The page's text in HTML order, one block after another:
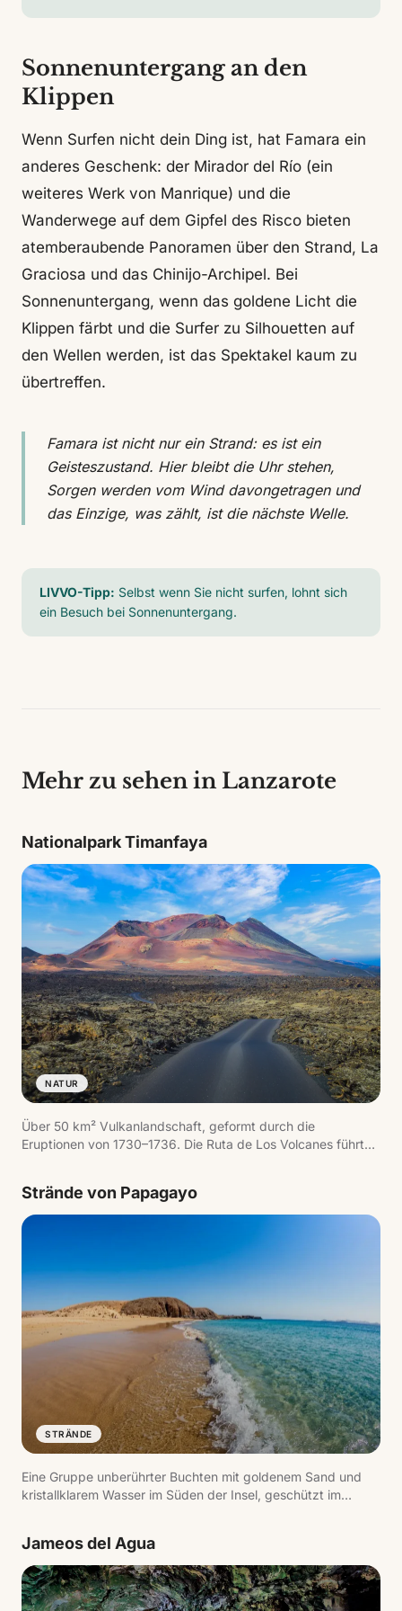
Sonnenuntergang an den
Klippen
Wenn Surfen nicht dein Ding ist, hat Famara ein
anderes Geschenk: der Mirador del Río (ein
weiteres Werk von Manrique) und die
Wanderwege auf dem Gipfel des Risco bieten
atemberaubende Panoramen über den Strand, La
Graciosa und das Chinijo-Archipel. Bei
Sonnenuntergang, wenn das goldene Licht die
Klippen färbt und die Surfer zu Silhouetten auf
den Wellen werden, ist das Spektakel kaum zu
übertreffen.
Famara ist nicht nur ein Strand: es ist ein
Geisteszustand. Hier bleibt die Uhr stehen,
Sorgen werden vom Wind davongetragen und
das Einzige, was zählt, ist die nächste Welle.
LIVVO-Tipp: Selbst wenn Sie nicht surfen, lohnt sich
ein Besuch bei Sonnenuntergang.
Mehr zu sehen in Lanzarote
Nationalpark Timanfaya
NATUR
Über 50 km² Vulkanlandschaft, geformt durch die
Eruptionen von 1730–1736. Die Ruta de Los Volcanes führt
geothermischen Demonstrationen am Islote de Hilario sind
ein Muss.
Strände von Papagayo
STRÄNDE
Eine Gruppe unberührter Buchten mit goldenem Sand und
kristallklarem Wasser im Süden der Insel, geschützt im
Ruhiges Wasser, ideal zum Schnorcheln.
Jameos del Agua